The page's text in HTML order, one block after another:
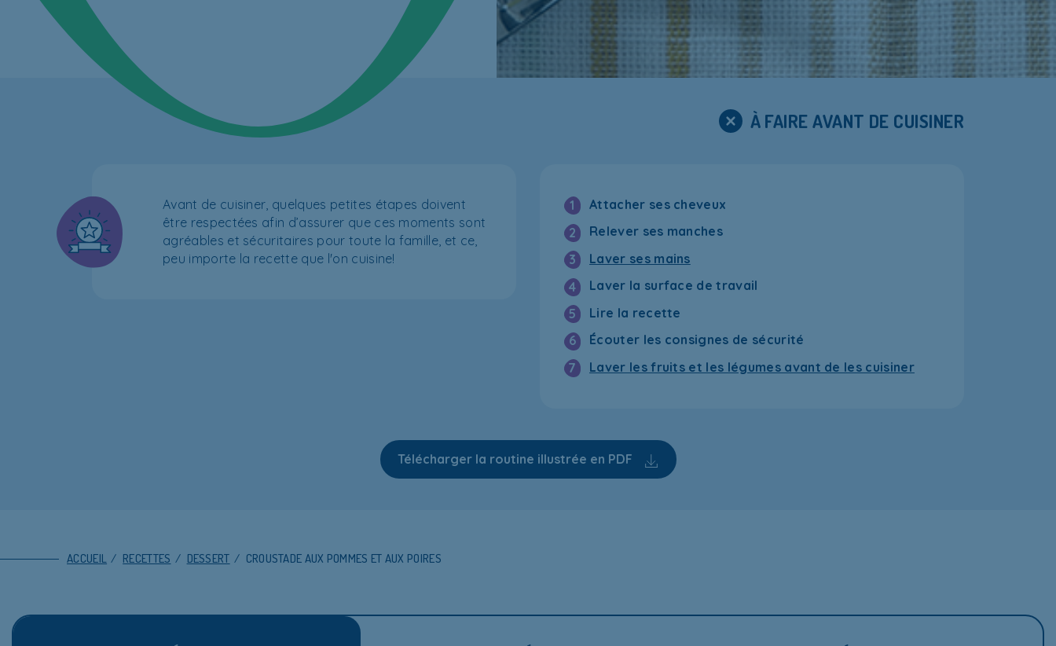
À FAIRE AVANT DE CUISINER
Avant de cuisiner, quelques petites étapes doivent
être respectées afin d’assurer que ces moments sont
agréables et sécuritaires pour toute la famille, et ce,
peu importe la recette que l'on cuisine!
1
Attacher ses cheveux
2
Relever ses manches
3
Laver ses mains
4
Laver la surface de travail
5
Lire la recette
6
Écouter les consignes de sécurité
7
Laver les fruits et les légumes avant de les cuisiner
Télécharger la routine illustrée en PDF
ACCUEIL / RECETTES / DESSERT / CROUSTADE AUX POMMES ET AUX POIRES